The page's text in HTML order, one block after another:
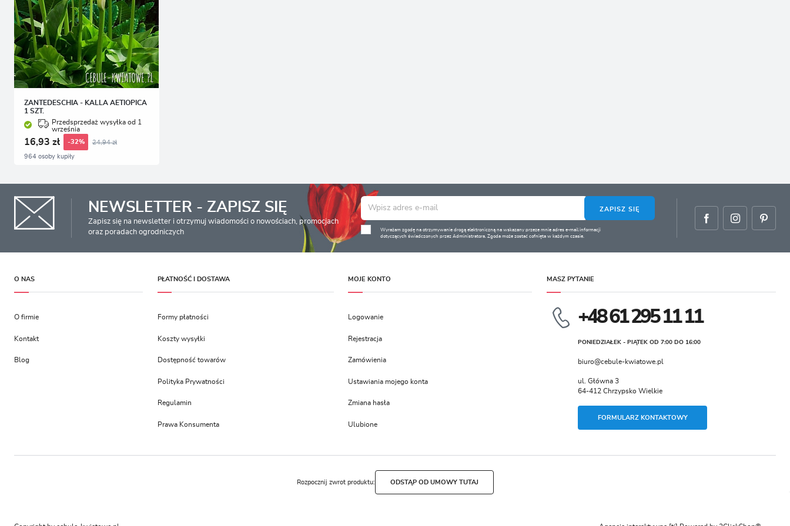
ZANTEDESCHIA - KALLA AETIOPICA
1 SZT.
Przedsprzedaż wysyłka od 1
września
16,93 zł -32% 24,94 zł
964 osoby kupiły
NEWSLETTER - ZAPISZ SIĘ
Zapisz się na newsletter i otrzymuj wiadomości o nowościach, promocjach
oraz poradach ogrodniczych
ZAPISZ SIĘ
Wyrażam zgodę na otrzymywanie drogą elektroniczną na wskazany przeze mnie adres e-mail informacji
dotyczących świadczonych przez Administratora. Zgoda może zostać cofnięta w każdym czasie.
O NAS
O firmie
Kontakt
Blog
PŁATNOŚĆ I DOSTAWA
Formy płatności
Koszty wysyłki
Dostępność towarów
Polityka Prywatności
Regulamin
Prawa Konsumenta
MOJE KONTO
Logowanie
Rejestracja
Zamówienia
Ustawiania mojego konta
Zmiana hasła
Ulubione
MASZ PYTANIE
+48 61 295 11 11
PONIEDZIAŁEK - PIĄTEK OD 7:00 DO 16:00
biuro@cebule-kwiatowe.pl
ul. Główna 3
64-412 Chrzypsko Wielkie
FORMULARZ KONTAKTOWY
Rozpocznij zwrot produktu: ODSTĄP OD UMOWY TUTAJ